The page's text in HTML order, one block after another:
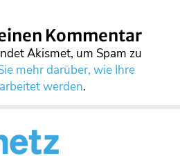
Kommentar
Akismet, um Spam zu
mehr darüber, wie Ihre
werden.